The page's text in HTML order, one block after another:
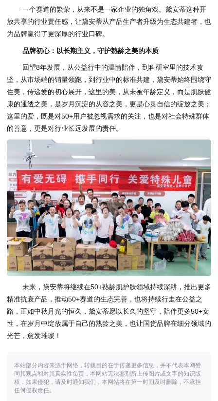
一个赛道的繁荣，从来不是一家企业的独角戏。黛安蒂这种开
放共享的行业责任感，让黛安蒂从产品生产者升级为生态共建者，也
为品牌赢得了更深厚的行业口碑。
品牌初心：以长期主义，守护熟龄之美的本质
回望8年发展，从公益行中的温情陪伴，到科研室里的技术攻
坚，从市场端的销量领跑，到行业中的标准共建，黛安蒂始终围绕守
住美，传递爱的初心展开，这里的美，从未被年龄定义，而是肌肤健
康的通透之美，是岁月沉淀的从容之美，更是心灵自信的绽放之美；
这里的爱，既是对50+用户被忽视需求的关注，也是对社会特殊群体
的善意，更是对行业长远发展的责任。
未来，黛安蒂将继续在50+熟龄肌护肤领域持续深耕，推出更多
精准抗衰产品，推动50+赛道的生态完善，也将持续行走在公益之
路，正如中秋月光的恒久，黛安蒂愿以长久的坚守，陪伴更多50+女
性，在岁月中绽放属于自己的熟龄之美，也让国货品牌在细分领域的
光芒，愈发璀璨！
本站部分内容来源于网络，转载目的在于传递更多信息，并不代表本网赞
同其观点和对其真实性负责，本网站无法鉴别所上传图片或文字的知识版
权，如果侵犯，请及时通知我们，本网站将在第一时间及时删除，不承担
任何侵权责任。